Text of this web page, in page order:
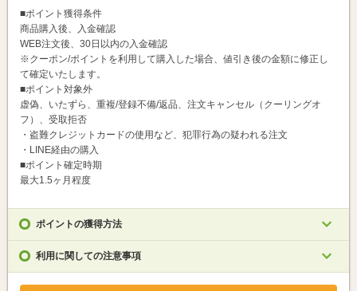
■ポイント獲得条件
商品購入後、入金確認
WEB注文後、30日以内の入金確認
※クーポン/ポイントを利用して購入した場合、値引き後の金額に修正し
て確定いたします。
■ポイント対象外
虚偽、いたずら、重複/登録不備/返品、注文キャンセル（クーリングオ
フ）、受取拒否
・盗難クレジットカードの使用など、犯罪行為の疑われる注文
・LINE経由の購入
■ポイント確定時期
最大1.5ヶ月程度
ポイントの獲得方法
利用に関しての注意事項